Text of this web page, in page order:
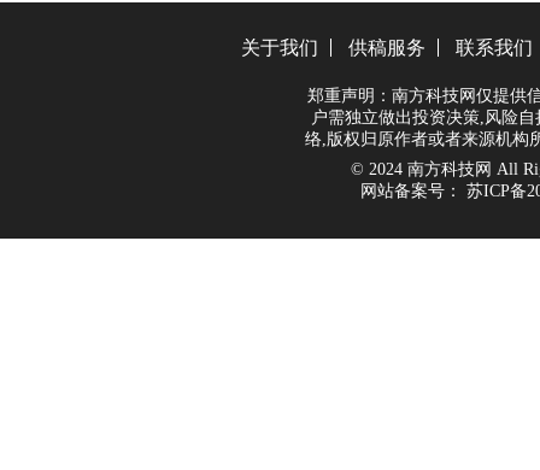
关于我们 供稿服务 联系我们
郑重声明：南方科技网仅提供
户需独立做出投资决策,风险
络,版权归原作者或者来源机构
© 2024 南方科技网 All
网站备案号：
苏ICP备